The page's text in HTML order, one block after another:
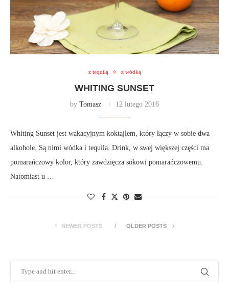
z tequilą z wódką
WHITING SUNSET
by Tomasz 12 lutego 2016
Whiting Sunset jest wakacyjnym koktajlem, który łączy w sobie dwa
alkohole. Są nimi wódka i tequila. Drink, w swej większej części ma
pomarańczowy kolor, który zawdzięcza sokowi pomarańczowemu.
Natomiast u …
NEWER POSTS OLDER POSTS